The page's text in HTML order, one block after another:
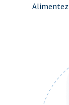
Alimentez